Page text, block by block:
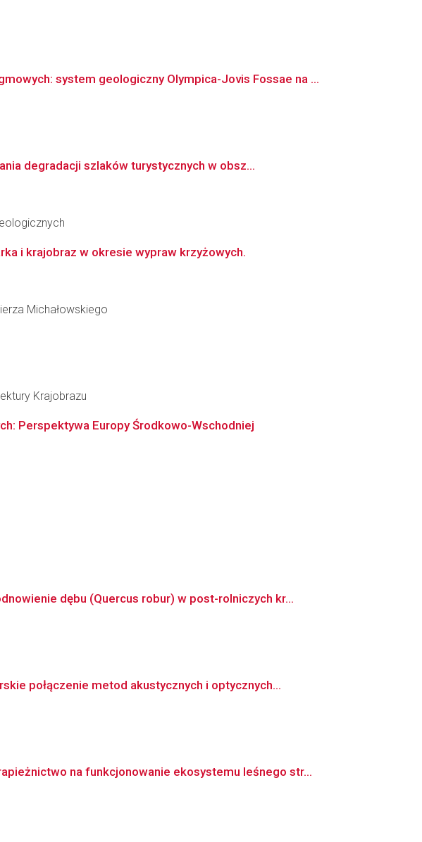
system geologiczny Olympica-Jovis Fossae na ...
degradacji szlaków turystycznych w obsz...
i krajobraz w okresie wypraw krzyżowych.
Michałowskiego
Krajobrazu
Perspektywa Europy Środkowo-Wschodniej
dębu (Quercus robur) w post-rolniczych kr...
połączenie metod akustycznych i optycznych...
na funkcjonowanie ekosystemu leśnego str...